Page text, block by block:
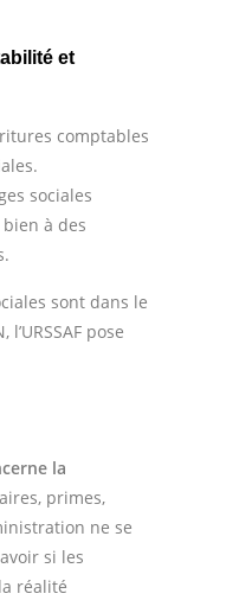
et
comptables
sociales
à des
sont dans le
pose
la
primes,
ne se
si les
réalité